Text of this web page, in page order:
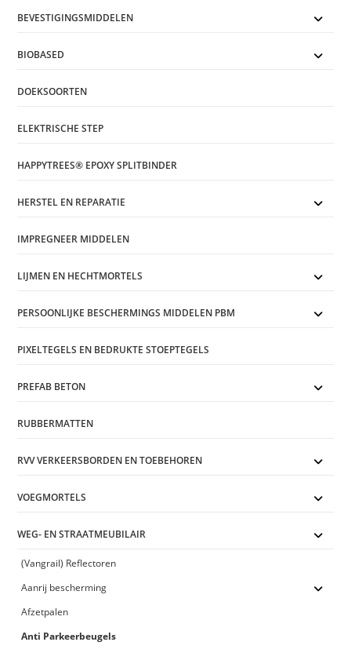
BEVESTIGINGSMIDDELEN
BIOBASED
DOEKSOORTEN
ELEKTRISCHE STEP
HAPPYTREES® EPOXY SPLITBINDER
HERSTEL EN REPARATIE
IMPREGNEER MIDDELEN
LIJMEN EN HECHTMORTELS
PERSOONLIJKE BESCHERMINGS MIDDELEN PBM
PIXELTEGELS EN BEDRUKTE STOEPTEGELS
PREFAB BETON
RUBBERMATTEN
RVV VERKEERSBORDEN EN TOEBEHOREN
VOEGMORTELS
WEG- EN STRAATMEUBILAIR
(Vangrail) Reflectoren
Aanrij bescherming
Afzetpalen
Anti Parkeerbeugels